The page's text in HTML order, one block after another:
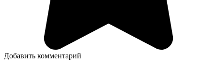
Добавить комментарий